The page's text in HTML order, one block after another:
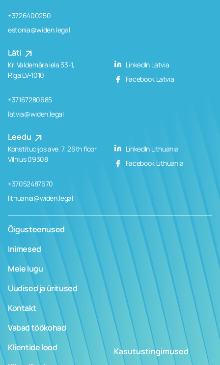
+3726400250
estonia@widen.legal
Läti
Kr. Valdemāra iela 33-1,
Rīga LV-1010
+37167280685
latvia@widen.legal
LinkedIn Latvia
Facebook Latvia
Leedu
Konstitucijos ave. 7, 26th floor
Vilnius 09308
+37052487670
lithuania@widen.legal
LinkedIn Lithuania
Facebook Lithuania
Õigusteenused
Inimesed
Meie lugu
Uudised ja üritused
Kontakt
Vabad töökohad
Klientide lood
Kasutustingimused